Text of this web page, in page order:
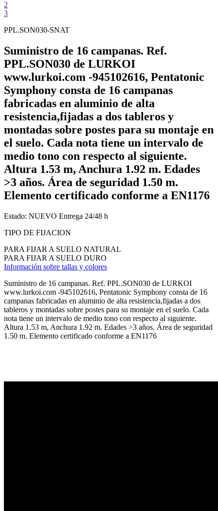
2
3
PPL.SON030-SNAT
Suministro de 16 campanas. Ref.
PPL.SON030 de LURKOI
www.lurkoi.com -945102616, Pentatonic
Symphony consta de 16 campanas
fabricadas en aluminio de alta
resistencia,fijadas a dos tableros y
montadas sobre postes para su montaje en
el suelo. Cada nota tiene un intervalo de
medio tono con respecto al siguiente.
Altura 1.53 m, Anchura 1.92 m. Edades
>3 años. Área de seguridad 1.50 m.
Elemento certificado conforme a EN1176
Estado: NUEVO Entrega 24/48 h
TIPO DE FIJACION
PARA FIJAR A SUELO NATURAL
PARA FIJAR A SUELO DURO
Información sobre tallas y colores
Suministro de 16 campanas. Ref. PPL.SON030 de LURKOI
www.lurkoi.com -945102616, Pentatonic Symphony consta de 16
campanas fabricadas en aluminio de alta resistencia,fijadas a dos
tableros y montadas sobre postes para su montaje en el suelo. Cada
nota tiene un intervalo de medio tono con respecto al siguiente.
Altura 1.53 m, Anchura 1.92 m. Edades >3 años. Área de seguridad
1.50 m. Elemento certificado conforme a EN1176